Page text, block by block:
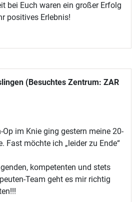
bei Euch waren ein großer Erfolg
positives Erlebnis!
(Besuchtes Zentrum: ZAR
Op im Knie ging gestern meine 20-
Fast möchte ich „leider zu Ende“
kompetenten und stets
Team geht es mir richtig